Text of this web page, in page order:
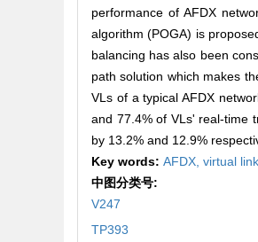
performance of AFDX
algorithm (POGA) is
balancing has also been
path solution which makes
VLs of a typical AFDX
and 77.4% of VLs' real-time
by 13.2% and 12.9%
Key words: AFDX, virtual
中图分类号:
V247
TP393